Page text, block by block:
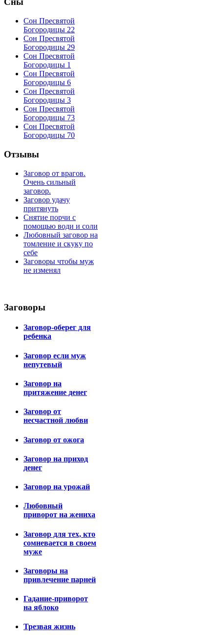
Сон Пресвятой
Богородицы 22
Сон Пресвятой
Богородицы 29
Сон Пресвятой
Богородицы 1
Сон Пресвятой
Богородицы 6
Сон Пресвятой
Богородицы 3
Сон Пресвятой
Богородицы 73
Сон Пресвятой
Богородицы 70
Отзывы
Заговор от врагов.
Очень сильный
заговор.
Заговор удачу
притянуть
Снятие порчи с
помощью води и соли
Любовный заговор на
томление и скуку по
себе
Заговоры чтобы муж
не изменял
Заговоры
Заговор-оберег для
ребенка
Заговор если муж
непутевый
Заговор на
притяжение денег
Заговор от
несчастной любви
Заговор от ожога
Заговор на приход
денег
Заговор на урожай
Любовный
приворот на жениха
Заговор для тех, кто
сомневается в своем
муже
Заговоры на
привлечение парней
Гадание-приворот
на яблоко
Трезвая жизнь